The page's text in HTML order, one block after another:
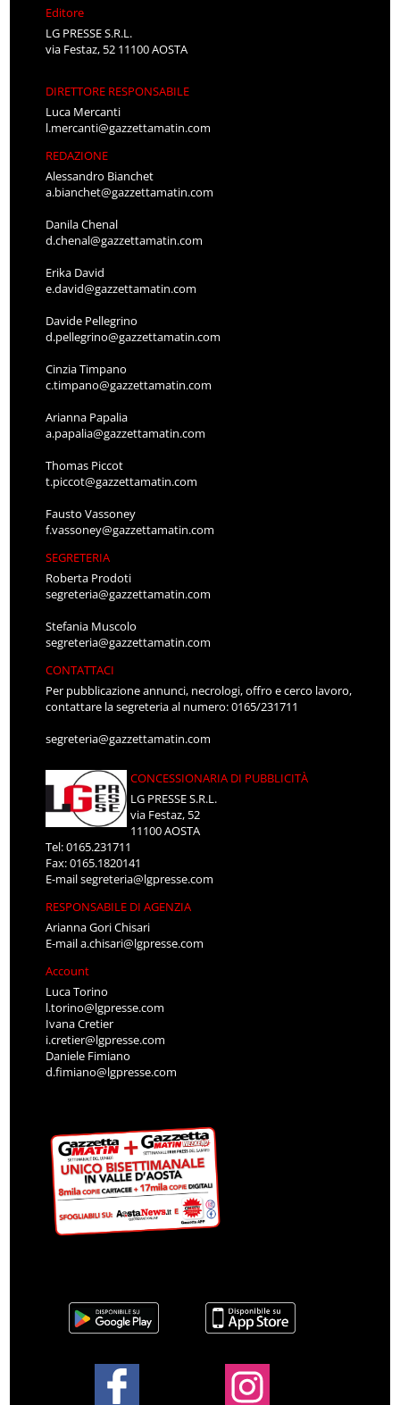
Editore
LG PRESSE S.R.L.
via Festaz, 52 11100 AOSTA
DIRETTORE RESPONSABILE
Luca Mercanti
l.mercanti@gazzettamatin.com
REDAZIONE
Alessandro Bianchet
a.bianchet@gazzettamatin.com
Danila Chenal
d.chenal@gazzettamatin.com
Erika David
e.david@gazzettamatin.com
Davide Pellegrino
d.pellegrino@gazzettamatin.com
Cinzia Timpano
c.timpano@gazzettamatin.com
Arianna Papalia
a.papalia@gazzettamatin.com
Thomas Piccot
t.piccot@gazzettamatin.com
Fausto Vassoney
f.vassoney@gazzettamatin.com
SEGRETERIA
Roberta Prodoti
segreteria@gazzettamatin.com
Stefania Muscolo
segreteria@gazzettamatin.com
CONTATTACI
Per pubblicazione annunci, necrologi, offro e cerco lavoro,
contattare la segreteria al numero: 0165/231711
segreteria@gazzettamatin.com
CONCESSIONARIA DI PUBBLICITÀ
LG PRESSE S.R.L.
via Festaz, 52
11100 AOSTA
Tel: 0165.231711
Fax: 0165.1820141
E-mailsegreteria@lgpresse.com
RESPONSABILE DI AGENZIA
Arianna Gori Chisari
E-maila.chisari@lgpresse.com
Account
Luca Torino
l.torino@lgpresse.com
Ivana Cretier
i.cretier@lgpresse.com
Daniele Fimiano
d.fimiano@lgpresse.com